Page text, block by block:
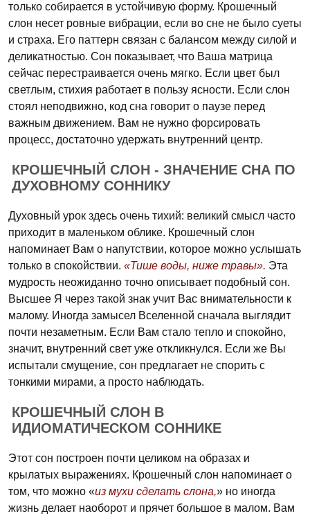
только собирается в устойчивую форму. Крошечный
слон несет ровные вибрации, если во сне не было суеты
и страха. Его паттерн связан с балансом между силой и
деликатностью. Сон показывает, что Ваша матрица
сейчас перестраивается очень мягко. Если цвет был
светлым, стихия работает в пользу ясности. Если слон
стоял неподвижно, код сна говорит о паузе перед
важным движением. Вам не нужно форсировать
процесс, достаточно удержать внутренний центр.
КРОШЕЧНЫЙ СЛОН - ЗНАЧЕНИЕ СНА ПО
ДУХОВНОМУ СОННИКУ
Духовный урок здесь очень тихий: великий смысл часто
приходит в маленьком облике. Крошечный слон
напоминает Вам о напутствии, которое можно услышать
только в спокойствии. «Тише воды, ниже травы». Эта
мудрость неожиданно точно описывает подобный сон.
Высшее Я через такой знак учит Вас внимательности к
малому. Иногда замысел Вселенной сначала выглядит
почти незаметным. Если Вам стало тепло и спокойно,
значит, внутренний свет уже откликнулся. Если же Вы
испытали смущение, сон предлагает не спорить с
тонкими мирами, а просто наблюдать.
КРОШЕЧНЫЙ СЛОН В
ИДИОМАТИЧЕСКОМ СОННИКЕ
Этот сон построен почти целиком на образах и
крылатых выражениях. Крошечный слон напоминает о
том, что можно «из мухи сделать слона,» но иногда
жизнь делает наоборот и прячет большое в малом. Вам